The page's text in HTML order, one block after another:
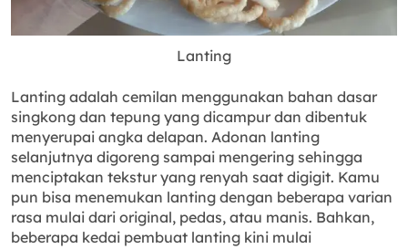
Lanting
Lanting adalah cemilan menggunakan bahan dasar
singkong dan tepung yang dicampur dan dibentuk
menyerupai angka delapan. Adonan lanting
selanjutnya digoreng sampai mengering sehingga
menciptakan tekstur yang renyah saat digigit. Kamu
pun bisa menemukan lanting dengan beberapa varian
rasa mulai dari original, pedas, atau manis. Bahkan,
beberapa kedai pembuat lanting kini mulai